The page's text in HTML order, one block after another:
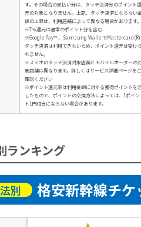
す。その場合の支払い分は、タッチ決済分のポイント還
元の対象となりません。上記、タッチ決済とならない
額の上限は、利用店舗によって異なる場合があります。
※7％還元は通常のポイント分を含む
※Google Pay™ 、Samsung Walle でMastercard(R)
タッチ決済は利用できないため、ポイント還元は受けら
れません。
※スマホのタッチ決済対象店舗とモバイルオーダーの
象店舗は異なります。詳しくはサービス詳細ページをご
確認ください
※ポイント還元率は利用金額に対する獲得ポイントを
したもので、ポイントの交換方法によっては、1ポイン
ト1円相当にならない場合があります。
ランキング
別 格安新幹線チケ